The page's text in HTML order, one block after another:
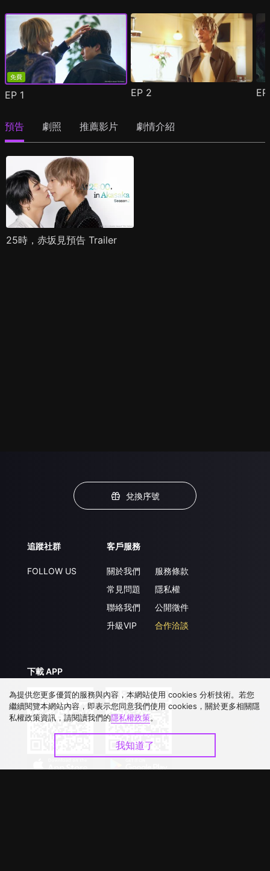
免費
EP 1 EP 2
預告 劇照 推薦影片 劇情介紹
25時，赤坂見預告 Trailer
兌換序號
追蹤社群
FOLLOW US
客戶服務
關於我們
常見問題
聯絡我們
升級VIP
服務條款
隱私權
公開徵件
合作洽談
下載 APP
為提供您更多優質的服務與內容，本網站使用 cookies 分析技術。若您
繼續閱覽本網站內容，即表示您同意我們使用 cookies，關於更多相關隱
私權政策資訊，請閱讀我們的隱私權政策。
我知道了